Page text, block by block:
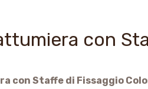
con
con Staffe di Fissaggio